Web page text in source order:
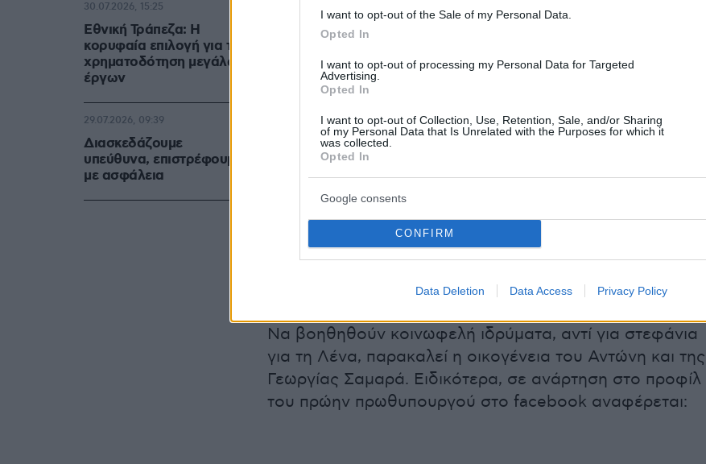
I want to opt-out of the Sale of my Personal Data.
Opted In
I want to opt-out of processing my Personal Data for Targeted
Advertising.
Opted In
I want to opt-out of Collection, Use, Retention, Sale, and/or Sharing
of my Personal Data that Is Unrelated with the Purposes for which it
was collected.
Opted In
Google consents
CONFIRM
Data Deletion Data Access Privacy Policy
Η παράκληση της οικογένειας του πρώην πρωθυπουργού
Να βοηθηθούν κοινωφελή ιδρύματα, αντί για στεφάνια
για τη Λένα, παρακαλεί η οικογένεια του Αντώνη και της
Γεωργίας Σαμαρά. Ειδικότερα, σε ανάρτηση στο προφίλ
του πρώην πρωθυπουργού στο facebook αναφέρεται:
Εθνική Τράπεζα: Η
κορυφαία επιλογή για τη
χρηματοδότηση μεγάλων
έργων
30.07.2026, 15:25
Διασκεδάζουμε
υπεύθυνα, επιστρέφουμε
με ασφάλεια
29.07.2026, 09:39